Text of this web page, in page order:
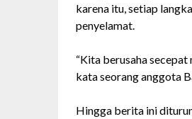
karena itu, setiap
penyelamat.
“Kita berusaha
kata seorang anggota
Hingga berita ini